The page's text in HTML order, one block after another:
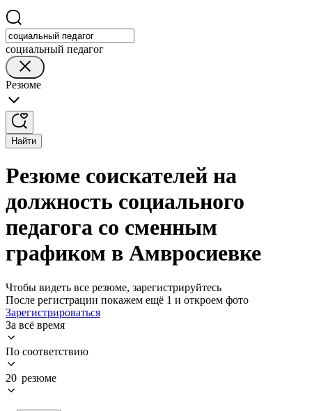
социальный педагог
Резюме
Найти
Резюме соискателей на
должность социального
педагога со сменным
графиком в Амвросиевке
Чтобы видеть все резюме, зарегистрируйтесь
После регистрации покажем ещё 1 и откроем фото
Зарегистрироваться
За всё время
По соответствию
20 резюме